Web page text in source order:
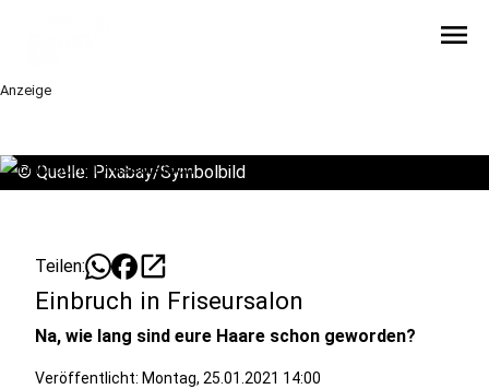
menu
Anzeige
© Quelle: Pixabay/Symbolbild
Teilen: open_in_new
Einbruch in Friseursalon
Na, wie lang sind eure Haare schon geworden?
Veröffentlicht: Montag, 25.01.2021 14:00